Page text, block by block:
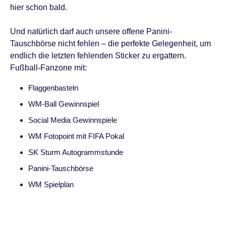
hier schon bald.
Und natürlich darf auch unsere offene Panini-
Tauschbörse nicht fehlen – die perfekte Gelegenheit, um
endlich die letzten fehlenden Sticker zu ergattern.
Fußball-Fanzone mit:
Flaggenbasteln
WM-Ball Gewinnspiel
Social Media Gewinnspiele
WM Fotopoint mit FIFA Pokal
SK Sturm Autogrammstunde
Panini-Tauschbörse
WM Spielplan